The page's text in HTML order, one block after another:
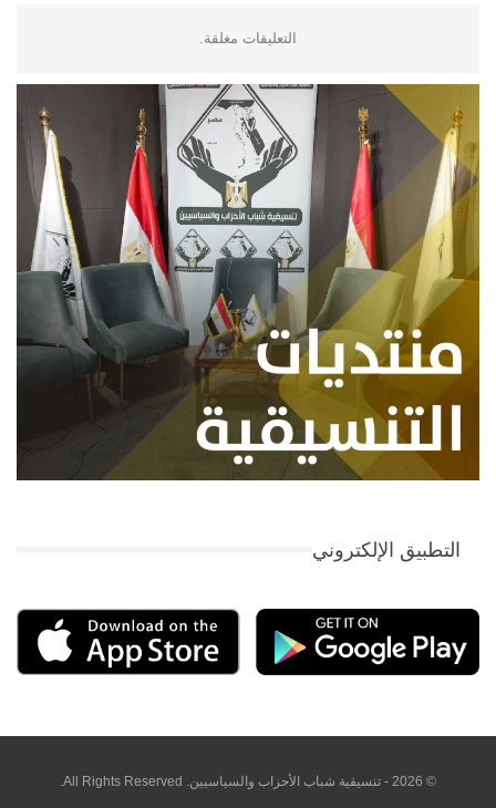
التعليقات مغلقة.
التطبيق الإلكتروني
© 2026 - تنسيقية شباب الأحزاب والسياسيين. All Rights Reserved.